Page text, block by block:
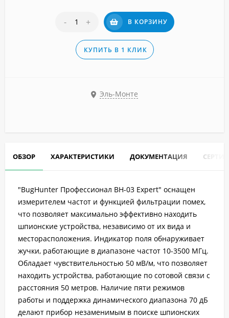
- + В КОРЗИНУ
КУПИТЬ В 1 КЛИК
Эль-Монте
ОБЗОР ХАРАКТЕРИСТИКИ ДОКУМЕНТАЦИЯ
"BugHunter Профессионал BH-03 Expert" оснащен
измерителем частот и функцией фильтрации помех,
что позволяет максимально эффективно находить
шпионские устройства, независимо от их вида и
месторасположения. Индикатор поля обнаруживает
жучки, работающие в диапазоне частот 10-3500 МГц.
Обладает чувствительностью 50 мВ/м, что позволяет
находить устройства, работающие по сотовой связи с
расстояния 50 метров. Наличие пяти режимов
работы и поддержка динамического диапазона 70 дБ
делают прибор незаменимым в поиске шпионских